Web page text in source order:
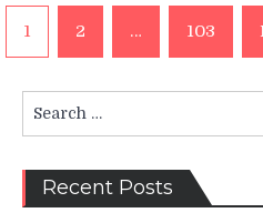
HECTOR
ACOSTA,
FRANK
Posts
navigation
1 2 … 103
for:
Recent Posts